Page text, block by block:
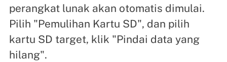
perangkat lunak akan otomatis dimulai.
Pilih "Pemulihan Kartu SD", dan pilih
kartu SD target, klik "Pindai data yang
hilang".